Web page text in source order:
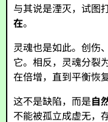
与其说是湮灭，试图
在。
灵魂也是如此。创伤
它。相反，灵魂分裂
在倍增，直到平衡恢复
这不是缺陷，而是自
不能被孤立成虚无，